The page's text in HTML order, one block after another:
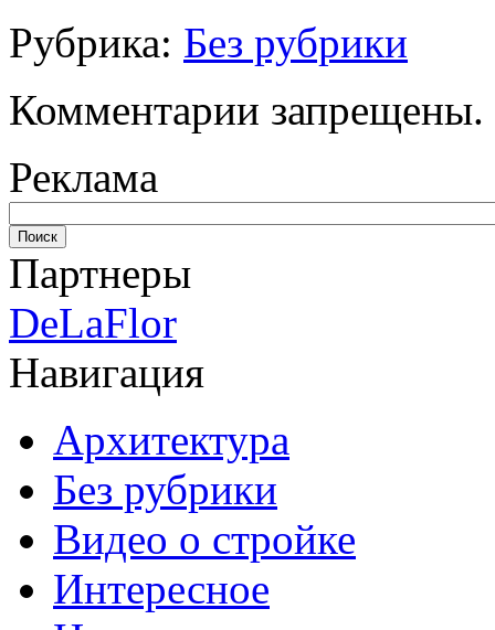
Рубрика: Без рубрики
Комментарии запрещены.
Реклама
Партнеры
DeLaFlor
Навигация
Архитектура
Без рубрики
Видео о стройке
Интересное